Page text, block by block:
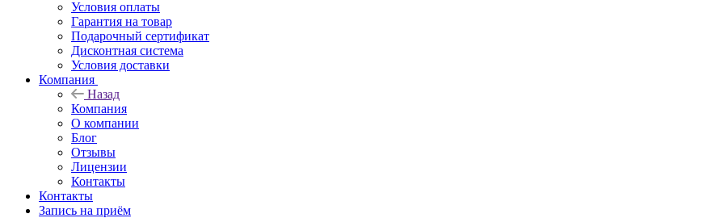
Условия оплаты
Гарантия на товар
Подарочный сертификат
Дисконтная система
Условия доставки
Компания
Назад
Компания
О компании
Блог
Отзывы
Лицензии
Контакты
Контакты
Запись на приём